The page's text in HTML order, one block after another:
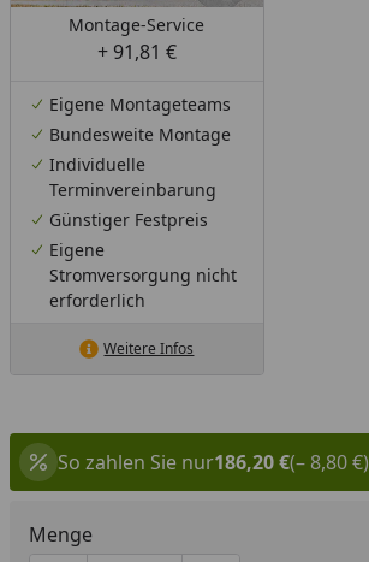
Montage-Service
+ 91,81 €
Eigene Montageteams
Bundesweite Montage
Individuelle
Terminvereinbarung
Günstiger Festpreis
Eigene
Stromversorgung nicht
erforderlich
Weitere Infos
So zahlen Sie nur186,20 €(– 8,80 €)
Menge